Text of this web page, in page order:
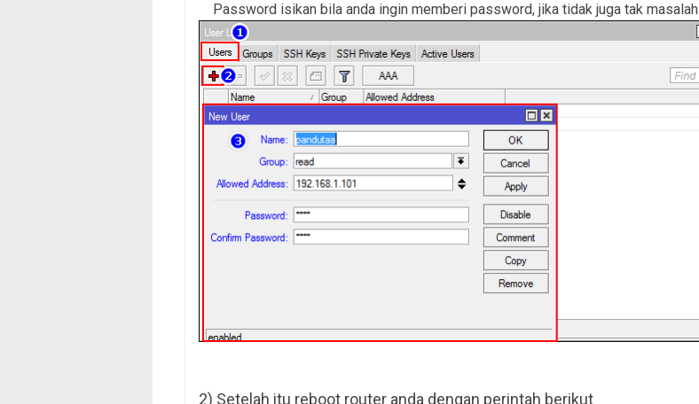
Password isikan bila anda ingin memberi password, jika tidak juga tak masalah
2) Setelah itu reboot router anda dengan perintah berikut